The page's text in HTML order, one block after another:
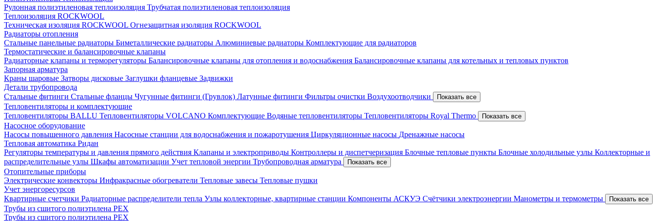
Рулонная полиэтиленовая теплоизоляция Трубчатая полиэтиленовая теплоизоляция
Теплоизоляция ROCKWOOL
Техническая изоляция ROCKWOOL Огнезащитная изоляция ROCKWOOL
Радиаторы отопления
Стальные панельные радиаторы Биметаллические радиаторы Алюминиевые радиаторы Комплектующие для радиаторов
Термостатические и балансировочные клапаны
Радиаторные клапаны и терморегуляторы Балансировочные клапаны для отопления и водоснабжения Балансировочные клапаны для котельных и тепловых пунктов
Запорная арматура
Краны шаровые Затворы дисковые Заглушки фланцевые Задвижки
Детали трубопровода
Стальные фитинги Стальные фланцы Чугунные фитинги (Грувлок) Латунные фитинги Фильтры очистки Воздухоотводчики Показать все
Тепловентиляторы и комплектующие
Тепловентиляторы BALLU Тепловентиляторы VOLCANO Комплектующие Водяные тепловентиляторы Тепловентиляторы Royal Thermo Показать все
Насосное оборудование
Насосы повышенного давления Насосные станции для водоснабжения и пожаротушения Циркуляционные насосы Дренажные насосы
Тепловая автоматика Ридан
Регуляторы температуры и давления прямого действия Клапаны и электроприводы Контроллеры и диспетчеризация Блочные тепловые пункты Блочные холодильные узлы Коллекторные и
распределительные узлы Шкафы автоматизации Учет тепловой энергии Трубопроводная арматура Показать все
Отопительные приборы
Электрические конвекторы Инфракрасные обогреватели Тепловые завесы Тепловые пушки
Учет энергоресурсов
Квартирные счетчики Радиаторные распределители тепла Узлы коллекторные, квартирные станции Компоненты АСКУЭ Счётчики электроэнергии Манометры и термометры Показать все
Трубы из сшитого полиэтилена PEX
Трубы из сшитого полиэтилена PEX